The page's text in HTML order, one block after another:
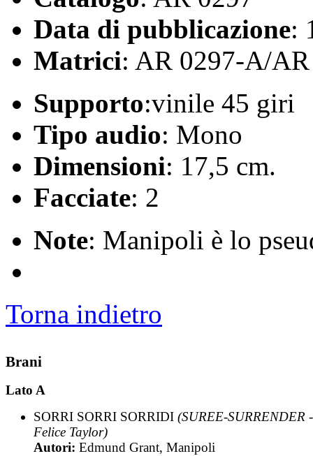
Data di pubblicazione:
Matrici: AR 0297-A/
Supporto:vinile 45 giri
Tipo audio: Mono
Dimensioni: 17,5 cm.
Facciate: 2
Note: Manipoli è lo
Torna indietro
Brani
Lato A
SORRI SORRI SORRIDI (SUREE-SURRENDER -
Felice Taylor)
Autori: Edmund Grant, Manipoli